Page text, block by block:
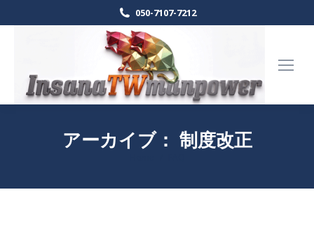
050-7107-7212
アーカイブ： 制度改正